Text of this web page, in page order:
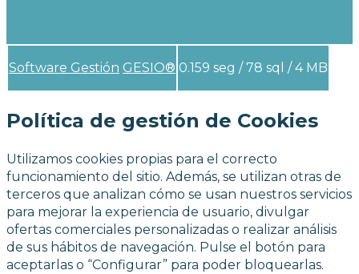
Software Gestión GESIO® 0.159 seg /78 sql / 4 MB
Política de gestión de Cookies
Utilizamos cookies propias para el correcto
funcionamiento del sitio. Además, se utilizan otras de
terceros que analizan cómo se usan nuestros servicios
para mejorar la experiencia de usuario, divulgar
ofertas comerciales personalizadas o realizar análisis
de sus hábitos de navegación. Pulse el botón para
aceptarlas o “Configurar” para poder bloquearlas.